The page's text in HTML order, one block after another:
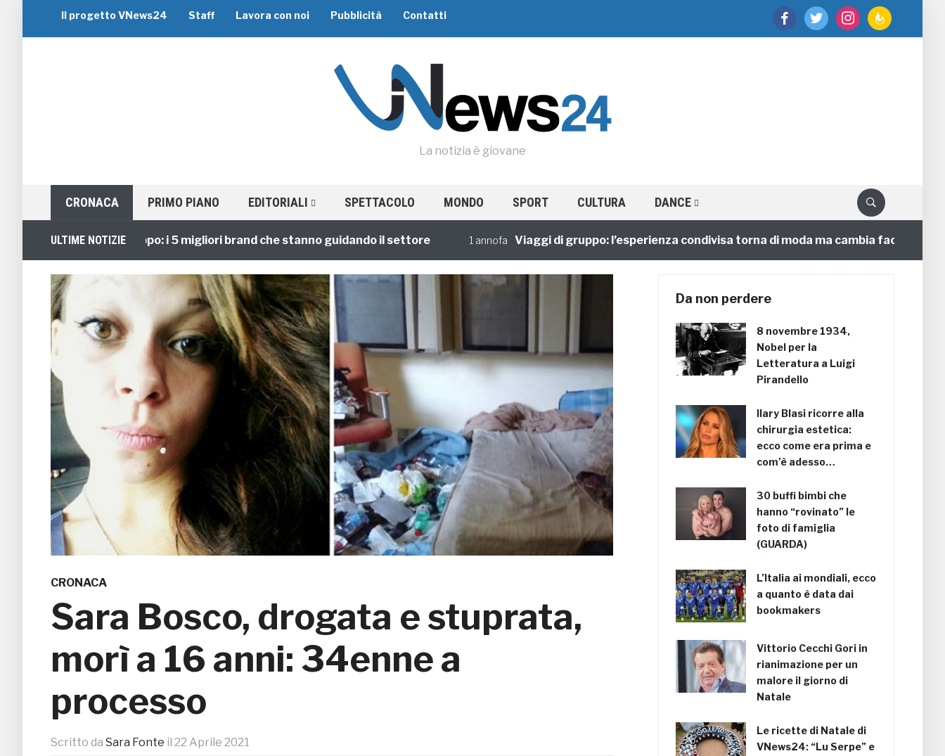
facebooktwitter instagramfeedburner
Il progetto VNews24 Staff Lavora con noi Pubblicità Contatti
La notizia è giovane
CRONACA PRIMO PIANO EDITORIALI SPETTACOLO MONDO SPORT CULTURA DANCE
ULTIME NOTIZIE
Viaggi di Gruppo: i 5 migliori brand che stanno guidando il settore 1 annofa Viaggi di gruppo: l’esperienza condivisa torna di moda ma cambia faccia
CRONACA
Sara Bosco, drogata e stuprata,
morì a 16 anni: 34enne a
processo
Scritto da Sara Fonte il 22 Aprile 2021
Da non perdere
8 novembre 1934,
Nobel per la
Letteratura a Luigi
Pirandello
Ilary Blasi ricorre alla
chirurgia estetica:
ecco come era prima e
com’è adesso…
30 buffi bimbi che
hanno “rovinato” le
foto di famiglia
(GUARDA)
L’Italia ai mondiali, ecco
a quanto è data dai
bookmakers
Vittorio Cecchi Gori in
rianimazione per un
malore il giorno di
Natale
Le ricette di Natale di
VNews24: “Lu Serpe” e